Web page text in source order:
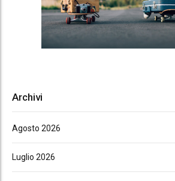
Archivi
Agosto 2026
Luglio 2026